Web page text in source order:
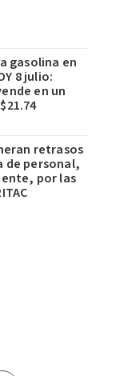
gasolina en
8 julio:
en un
retrasos
de personal,
por las